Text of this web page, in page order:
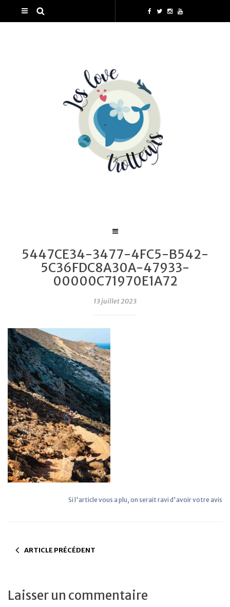
5447CE34-3477-4FC5-B542-
5C36FDC8A30A-47933-
00000C71970E1A72
13 juillet 2023
Si l'article vous a plu, on serait ravi d'avoir votre avis
ARTICLE PRÉCÉDENT
Laisser un commentaire